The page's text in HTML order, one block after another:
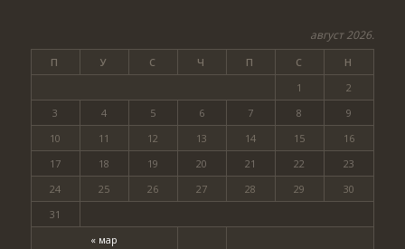
август 2026.
П У С Ч П С Н
« мар
1
2
3
4 5 6 7 8
9
10
11 12 13 14 15
16
17
18 19 20 21 22
23
24
25 26 27 28 29
30
31